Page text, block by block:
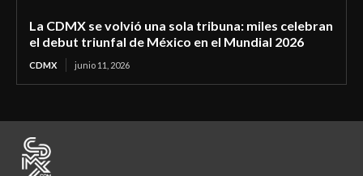
La CDMX se volvió una sola tribuna: miles celebran
el debut triunfal de México en el Mundial 2026
CDMX junio 11, 2026